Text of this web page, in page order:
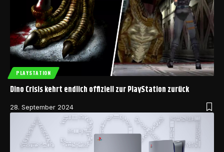
PLAYSTATION
Dino Crisis kehrt endlich offiziell zur PlayStation zurück
28. September 2024